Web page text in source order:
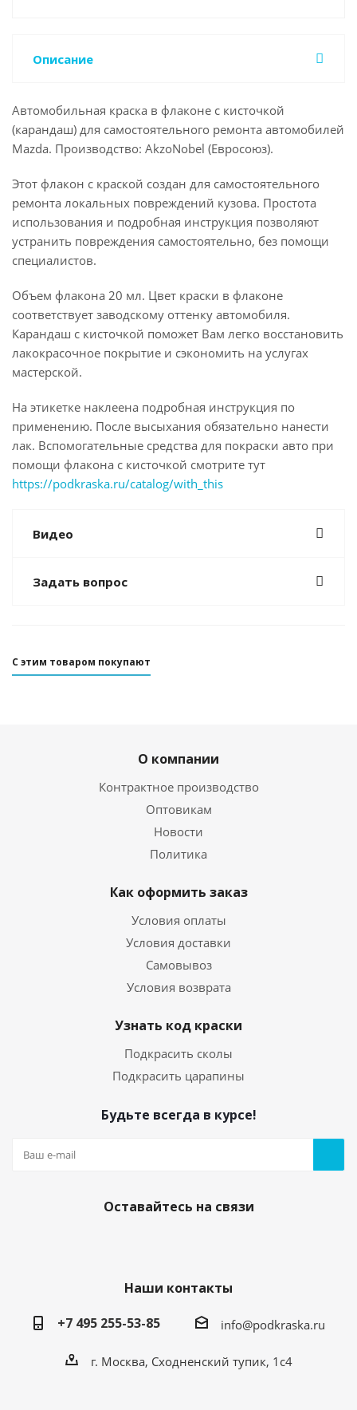
Описание
Автомобильная краска в флаконе с кисточкой
(карандаш) для самостоятельного ремонта автомобилей
Mazda. Производство: AkzoNobel (Евросоюз).
Этот флакон с краской создан для самостоятельного
ремонта локальных повреждений кузова. Простота
использования и подробная инструкция позволяют
устранить повреждения самостоятельно, без помощи
специалистов.
Объем флакона 20 мл. Цвет краски в флаконе
соответствует заводскому оттенку автомобиля.
Карандаш с кисточкой поможет Вам легко восстановить
лакокрасочное покрытие и сэкономить на услугах
мастерской.
На этикетке наклеена подробная инструкция по
применению. После высыхания обязательно нанести
лак. Вспомогательные средства для покраски авто при
помощи флакона с кисточкой смотрите тут
https://podkraska.ru/catalog/with_this
Видео
Задать вопрос
С этим товаром покупают
О компании
Контрактное производство
Оптовикам
Новости
Политика
Как оформить заказ
Условия оплаты
Условия доставки
Самовывоз
Условия возврата
Узнать код краски
Подкрасить сколы
Подкрасить царапины
Будьте всегда в курсе!
Оставайтесь на связи
Наши контакты
+7 495 255-53-85
info@podkraska.ru
г. Москва, Сходненский тупик, 1с4